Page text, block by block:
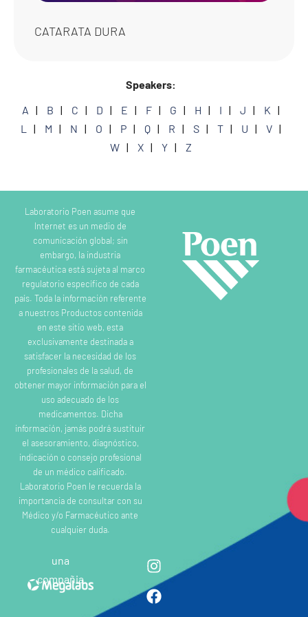
CATARATA DURA
Speakers:
A
B C D E F G H I J
K
L
M N O P Q R S T U
V
W
X Y Z
Laboratorio Poen asume que
Internet es un medio de
comunicación global; sin
embargo, la industria
farmacéutica está sujeta al marco
regulatorio específico de cada
país. Toda la información referente
a nuestros Productos contenida
en este sitio web, esta
exclusivamente destinada a
satisfacer la necesidad de los
profesionales de la salud, de
obtener mayor información para el
uso adecuado de los
medicamentos. Dicha
información, jamás podrá sustituir
el asesoramiento, diagnóstico,
indicación o consejo profesional
de un médico calificado.
Laboratorio Poen le recuerda la
importancia de consultar con su
Médico y/o Farmacéutico ante
cualquier duda.
una
compañia